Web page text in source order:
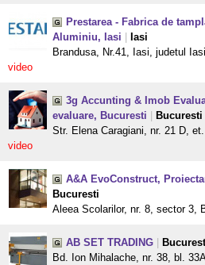
Prestarea - Fabrica de
Aluminiu, Iasi
Iasi
Brandusa, Nr.41, Iasi, judetul
video
3g Accunting & Imob
evaluare, Bucuresti
Bucuresti
Str. Elena Caragiani, nr. 21 D,
video
A&A EvoConstruct,
Bucuresti
Aleea Scolarilor, nr. 8, sector 3,
AB SET TRADING
Bd. Ion Mihalache, nr. 38, bl.